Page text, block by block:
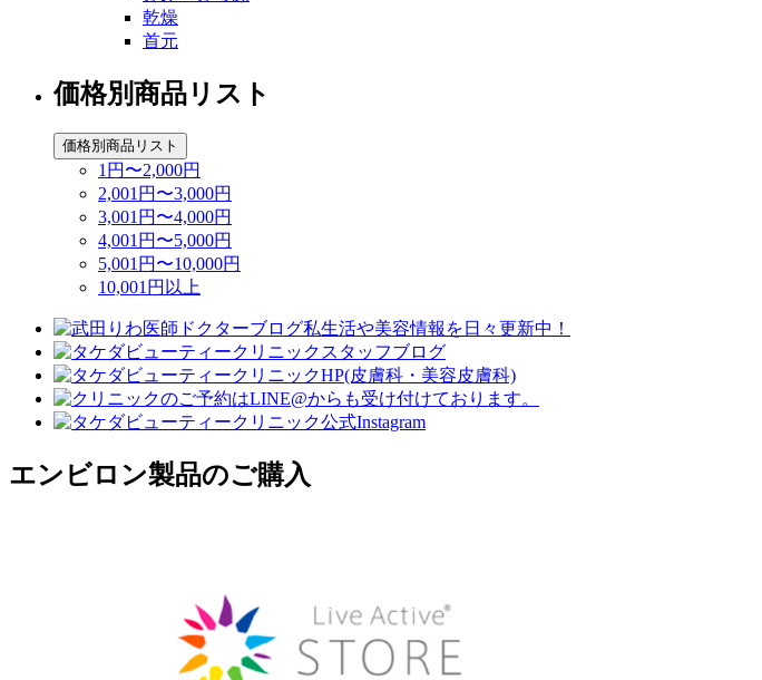
乾燥
首元
価格別商品リスト
価格別商品リスト
1円〜2,000円
2,001円〜3,000円
3,001円〜4,000円
4,001円〜5,000円
5,001円〜10,000円
10,001円以上
エンビロン製品のご購入